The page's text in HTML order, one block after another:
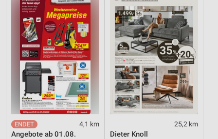
4,1 km
Angebote ab 01.08.
25,2 km
Dieter Knoll